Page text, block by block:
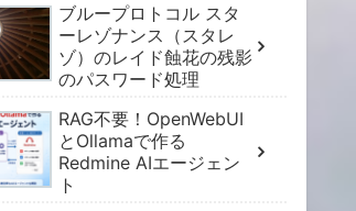
ブループロトコル スタ
ーレゾナンス（スタレ
ゾ）のレイド蝕花の残影
のパスワード処理
RAG不要！OpenWebUI
とOllamaで作る
Redmine AIエージェン
ト